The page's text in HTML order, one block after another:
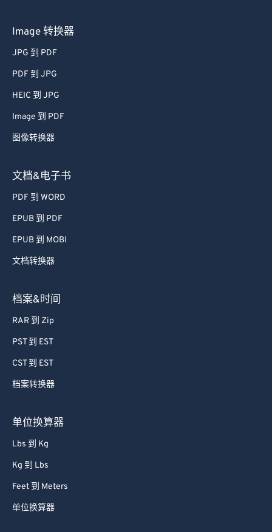
Image 转换器
JPG 到 PDF
PDF 到 JPG
HEIC 到 JPG
Image 到 PDF
图像转换器
文档&电子书
PDF 到 WORD
EPUB 到 PDF
EPUB 到 MOBI
文档转换器
档案&时间
RAR 到 Zip
PST 到 EST
CST 到 EST
档案转换器
单位换算器
Lbs 到 Kg
Kg 到 Lbs
Feet 到 Meters
单位换算器